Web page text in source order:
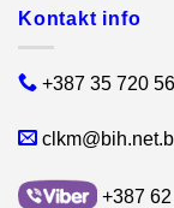
Kontakt info
+387 35 720
+387